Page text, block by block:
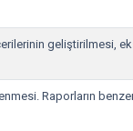
geliştirilmesi,
Raporların